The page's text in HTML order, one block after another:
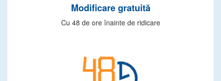
Modificare gratuită
Cu 48 de ore înainte de ridicare